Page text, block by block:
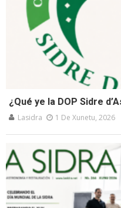
¿Qué ye la DOP Sidre
Lasidra 1 De Xunetu, 2026